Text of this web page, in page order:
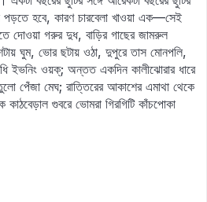
হবে, কারণ চারবেলা খাওয়া এক—সেই
দোওয়া গরুর দুধ, বাড়ির গাছের জামরুল
ঘুম, ভোর ছটায় ওঠা, দুপুরে তাস মোনপলি,
ইভনিং ওয়ক্‌; অন্তত একদিন কালীঝোরার ধারে
পেঁজা মেঘ; রাত্তিরের আকাশের এমাথা থেকে
গুবরে ভোমরা গিরগিটি কাঁচপোকা
Lost your password?